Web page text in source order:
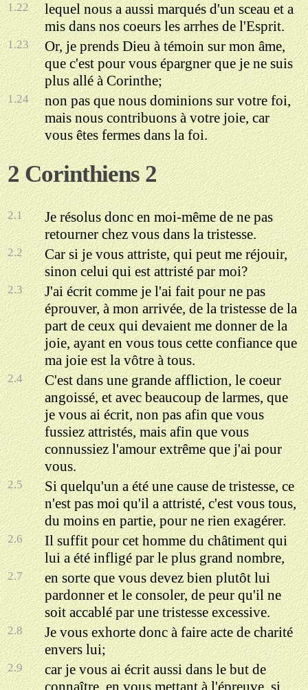
1.22
lequel nous a aussi marqués d'un sceau et a
mis dans nos coeurs les arrhes de l'Esprit.
1.23
Or, je prends Dieu à témoin sur mon âme,
que c'est pour vous épargner que je ne suis
plus allé à Corinthe;
1.24
non pas que nous dominions sur votre foi,
mais nous contribuons à votre joie, car
vous êtes fermes dans la foi.
2 Corinthiens 2
2.1
Je résolus donc en moi-même de ne pas
retourner chez vous dans la tristesse.
2.2
Car si je vous attriste, qui peut me réjouir,
sinon celui qui est attristé par moi?
2.3
J'ai écrit comme je l'ai fait pour ne pas
éprouver, à mon arrivée, de la tristesse de la
part de ceux qui devaient me donner de la
joie, ayant en vous tous cette confiance que
ma joie est la vôtre à tous.
2.4
C'est dans une grande affliction, le coeur
angoissé, et avec beaucoup de larmes, que
je vous ai écrit, non pas afin que vous
fussiez attristés, mais afin que vous
connussiez l'amour extrême que j'ai pour
vous.
2.5
Si quelqu'un a été une cause de tristesse, ce
n'est pas moi qu'il a attristé, c'est vous tous,
du moins en partie, pour ne rien exagérer.
2.6
Il suffit pour cet homme du châtiment qui
lui a été infligé par le plus grand nombre,
2.7
en sorte que vous devez bien plutôt lui
pardonner et le consoler, de peur qu'il ne
soit accablé par une tristesse excessive.
2.8
Je vous exhorte donc à faire acte de charité
envers lui;
2.9
car je vous ai écrit aussi dans le but de
connaître, en vous mettant à l'épreuve, si